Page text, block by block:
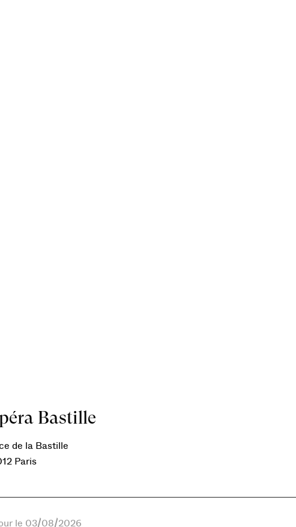
Bastille
de la Bastille
Paris
le 03/08/2026